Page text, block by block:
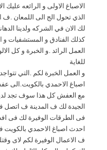
الاصباغ الاولى و الرائعه عليك
الذي تحول الج الى اللمعان
لك الان في الشركه ولدينا
كذلك الفنادق و المستشفيات
العمل الرائد .و الخبرة و كل
للغاية
و العمل الخبرة لكم .التي
اصباغ الاحمدي بالكويت.الى
مع العفش كل هذا سوف تجد
الجيدة لك ف المدينة ف اتصل
فى الطرقات الوفيرة لك فى
احدث اصباغ الاحمدي بالكويت
ف الاعمال الوفيرة لكم لاى